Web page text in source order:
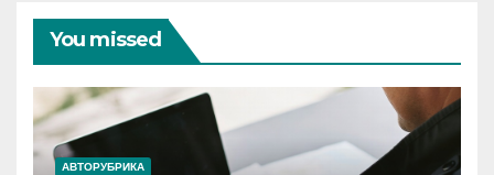
You missed
АВТОРУБРИКА